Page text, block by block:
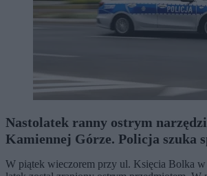
Nastolatek ranny ostrym
Kamiennej Górze. Policja szuka
W piątek wieczorem przy ul. Księcia Bolka